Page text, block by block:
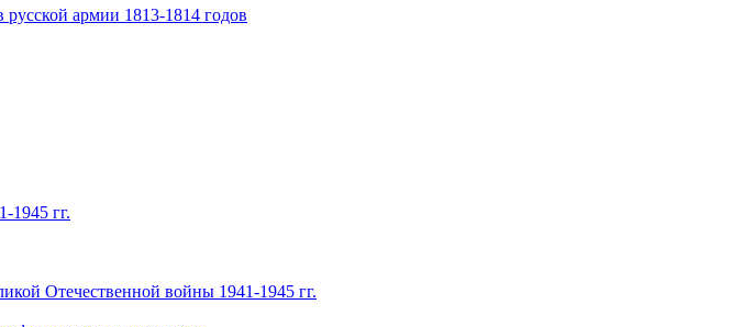
армии 1813-1814 годов
1945 гг.
Отечественной войны 1941-1945 гг.